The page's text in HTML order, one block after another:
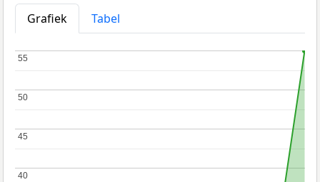
Grafiek
Tabel
40
40
45
45
50
50
55
55